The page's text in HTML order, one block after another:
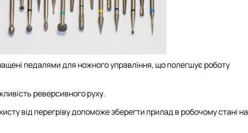
педалями для ножного управління, що полегшує роботу
реверсивного руху.
від перегріву допоможе зберегти прилад в робочому стані на